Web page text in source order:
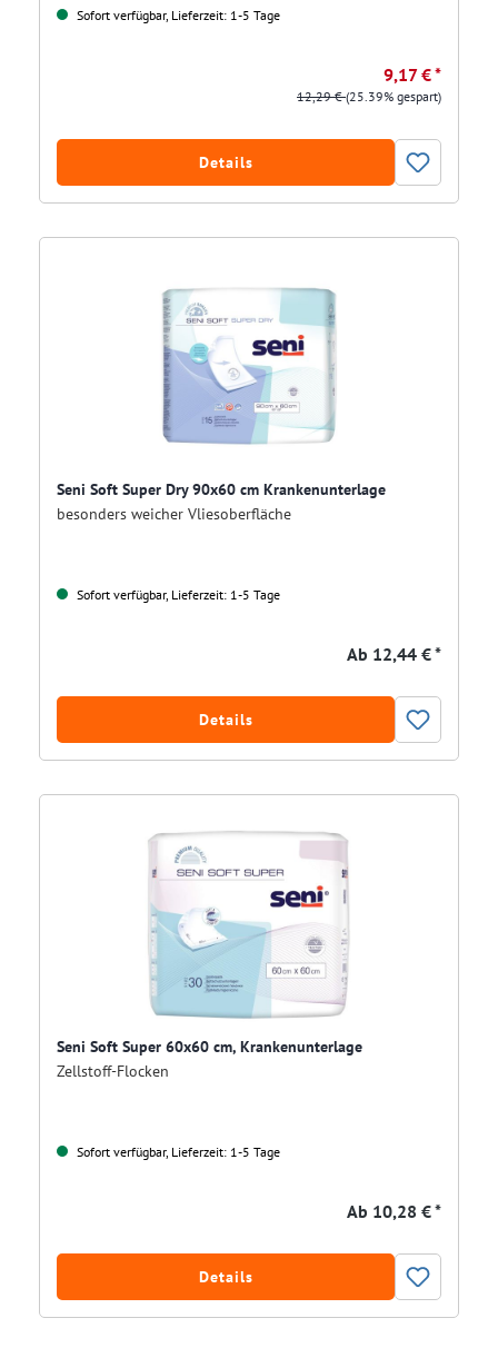
Sofort verfügbar, Lieferzeit: 1-5 Tage
9,17 € *
12,29 €(25.39% gespart)
Details
Seni Soft Super Dry 90x60 cm Krankenunterlage
besonders weicher Vliesoberfläche
Sofort verfügbar, Lieferzeit: 1-5 Tage
Ab 12,44 € *
Details
Seni Soft Super 60x60 cm, Krankenunterlage
Zellstoff-Flocken
Sofort verfügbar, Lieferzeit: 1-5 Tage
Ab 10,28 € *
Details